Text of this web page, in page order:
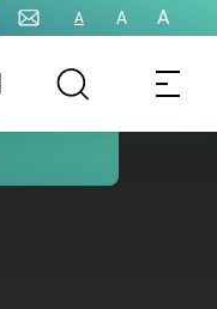
A A A
護照
生活資訊